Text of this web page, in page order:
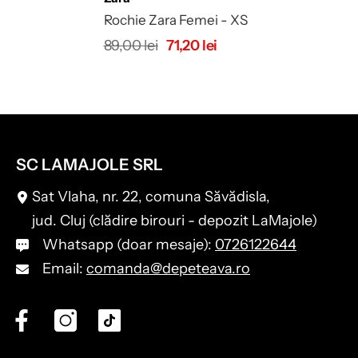
Rochie Zara Femei - XS
89,00 lei 71,20 lei
SC LAMAJOLE SRL
Sat Vlaha, nr. 22, comuna Săvădisla,
jud. Cluj (clădire birouri - depozit LaMajole)
Whatsapp (doar mesaje): 0726122644
Email: comanda@depeteava.ro